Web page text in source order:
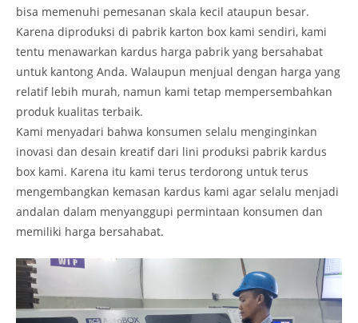
bisa memenuhi pemesanan skala kecil ataupun besar.
Karena diproduksi di pabrik karton box kami sendiri, kami
tentu menawarkan kardus harga pabrik yang bersahabat
untuk kantong Anda. Walaupun menjual dengan harga yang
relatif lebih murah, namun kami tetap mempersembahkan
produk kualitas terbaik.
Kami menyadari bahwa konsumen selalu menginginkan
inovasi dan desain kreatif dari lini produksi pabrik kardus
box kami. Karena itu kami terus terdorong untuk terus
mengembangkan kemasan kardus kami agar selalu menjadi
andalan dalam menyanggupi permintaan konsumen dan
memiliki harga bersahabat.